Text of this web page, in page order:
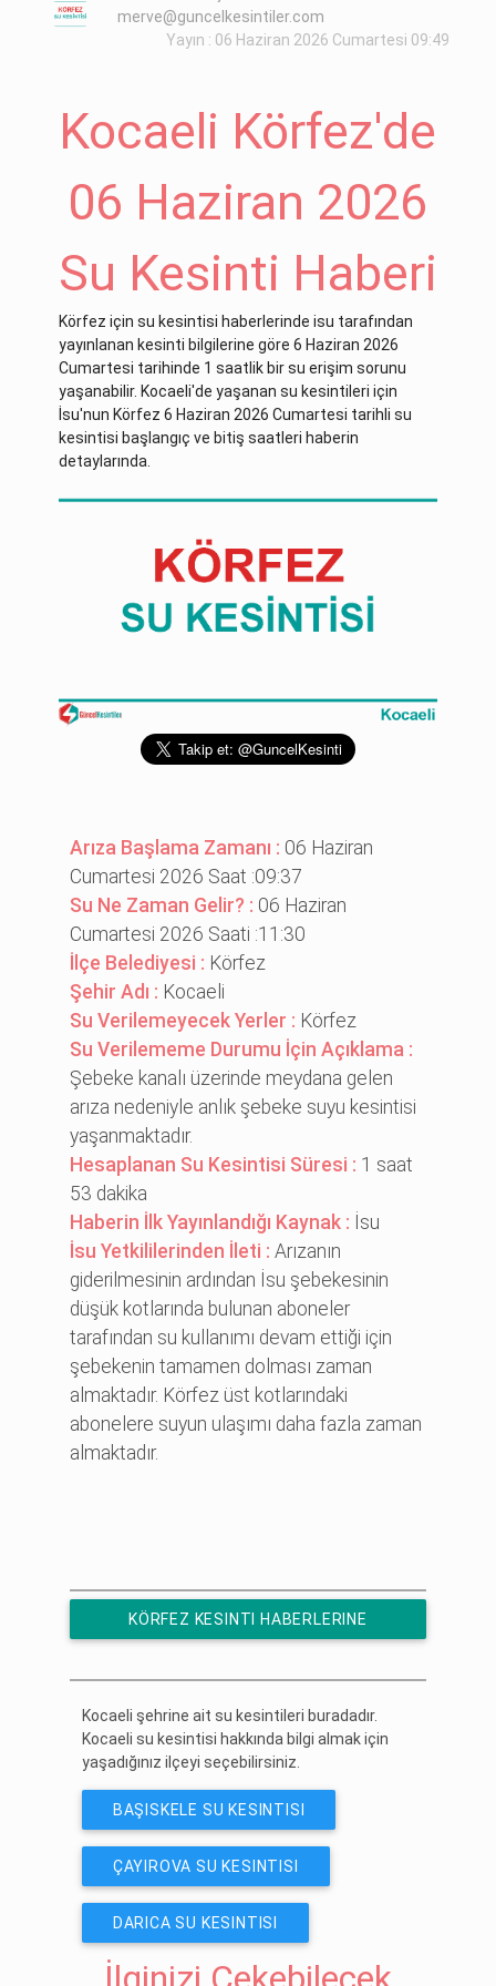
merve@guncelkesintiler.com
Yayın : 06 Haziran 2026 Cumartesi 09:49
Kocaeli Körfez'de
06 Haziran 2026
Su Kesinti Haberi
Körfez için su kesintisi haberlerinde isu tarafından
yayınlanan kesinti bilgilerine göre 6 Haziran 2026
Cumartesi tarihinde 1 saatlik bir su erişim sorunu
yaşanabilir. Kocaeli'de yaşanan su kesintileri için
İsu'nun Körfez 6 Haziran 2026 Cumartesi tarihli su
kesintisi başlangıç ve bitiş saatleri haberin
detaylarında.
Arıza Başlama Zamanı : 06 Haziran
Cumartesi 2026 Saat :09:37
Su Ne Zaman Gelir? : 06 Haziran
Cumartesi 2026 Saati :11:30
İlçe Belediyesi : Körfez
Şehir Adı : Kocaeli
Su Verilemeyecek Yerler : Körfez
Su Verilememe Durumu İçin Açıklama :
Şebeke kanalı üzerinde meydana gelen
arıza nedeniyle anlık şebeke suyu kesintisi
yaşanmaktadır.
Hesaplanan Su Kesintisi Süresi : 1 saat
53 dakika
Haberin İlk Yayınlandığı Kaynak : İsu
İsu Yetkililerinden İleti :Arızanın
giderilmesinin ardından İsu şebekesinin
düşük kotlarında bulunan aboneler
tarafından su kullanımı devam ettiği için
şebekenin tamamen dolması zaman
almaktadır. Körfez üst kotlarındaki
abonelere suyun ulaşımı daha fazla zaman
almaktadır.
KÖRFEZ KESINTI HABERLERINE
Kocaeli şehrine ait su kesintileri buradadır.
Kocaeli su kesintisi hakkında bilgi almak için
yaşadığınız ilçeyi seçebilirsiniz.
BAŞISKELE SU KESINTISI
ÇAYIROVA SU KESINTISI
DARICA SU KESINTISI